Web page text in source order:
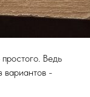
Ведь
вариантов -